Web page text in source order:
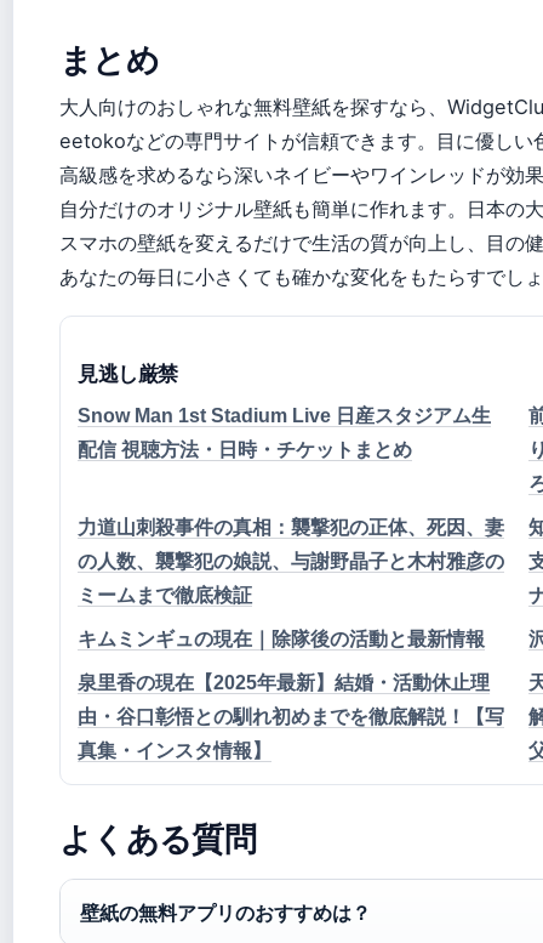
まとめ
大人向けのおしゃれな無料壁紙を探すなら、
eetokoなどの専門サイトが信頼できます。目に優しい
高級感を求めるなら深いネイビーやワインレッドが効
自分だけのオリジナル壁紙も簡単に作れます。日本の
スマホの壁紙を変えるだけで生活の質が向上し、目の
あなたの毎日に小さくても確かな変化をもたらすでし
見逃し厳禁
Snow Man 1st Stadium Live 日産スタジアム生
配信 視聴方法・日時・チケットまとめ
力道山刺殺事件の真相：襲撃犯の正体、死因、妻
の人数、襲撃犯の娘説、与謝野晶子と木村雅彦の
ミームまで徹底検証
キムミンギュの現在｜除隊後の活動と最新情報
泉里香の現在【2025年最新】結婚・活動休止理
由・谷口彰悟との馴れ初めまでを徹底解説！【写
真集・インスタ情報】
よくある質問
壁紙の無料アプリのおすすめは？